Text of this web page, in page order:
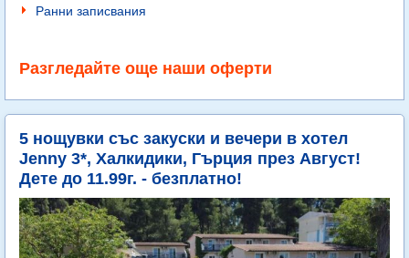
Ранни записвания
Разгледайте още наши оферти
5 нощувки със закуски и вечери в хотел
Jenny 3*, Халкидики, Гърция през Август!
Дете до 11.99г. - безплатно!